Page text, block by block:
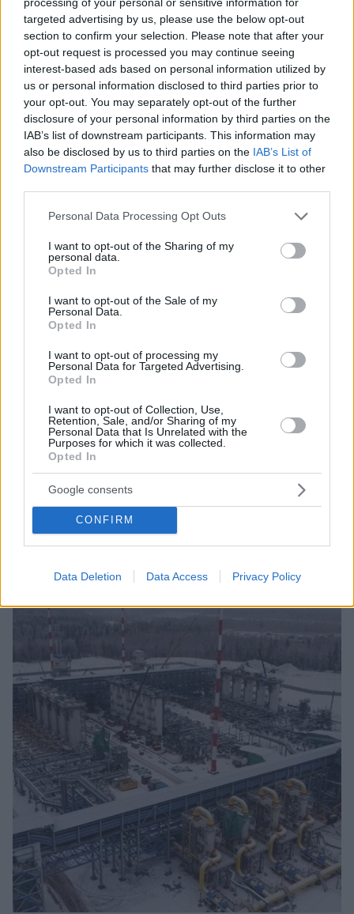
targeted advertising by us, please use the below opt-out
section to confirm your selection. Please note that after your
opt-out request is processed you may continue seeing
interest-based ads based on personal information utilized by
us or personal information disclosed to third parties prior to
your opt-out. You may separately opt-out of the further
disclosure of your personal information by third parties on the
IAB’s list of downstream participants. This information may
also be disclosed by us to third parties on the IAB’s List of
Downstream Participants that may further disclose it to other
Please note that this website/app uses one or more Google
not limited to your visit or usage behaviour. You may click to
grant or deny consent to Google and its third-party tags to
use your data for below specified purposes in below Google
consent section.
Personal Data Processing Opt Outs
I want to opt-out of the Sharing of my
personal data.
Opted In
I want to opt-out of the Sale of my
Personal Data.
Opted In
I want to opt-out of processing my
Personal Data for Targeted Advertising.
Opted In
I want to opt-out of Collection, Use,
Retention, Sale, and/or Sharing of my
Personal Data that Is Unrelated with the
Purposes for which it was collected.
Opted In
Google consents
CONFIRM
Data Deletion Data Access Privacy Policy
«Οι Γερμανοί έχουν εγκαταλείψει το ρωσικό
πετρέλαιο, άρα τα πάνε καλά», δήλωσε ο Νόβακ
σχετικά με την απόφαση της Ευρώπης να μειώσει τις
εισαγωγές ενέργειας από τη Ρωσία
κυβέρνησης στη Ρωσία
Πέραν των καθηκόντων του για τον ενεργειακό
τομέα της Ρωσίας, ο Νόβακ θα έχει πρόσθετη ευθύνη
για την οικονομία
13.05.2024, 17:00